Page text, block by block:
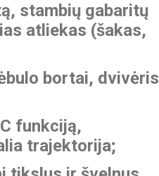
gabaritų
atliekas (šakas,
bortai, dvivėris
funkciją,
trajektorija;